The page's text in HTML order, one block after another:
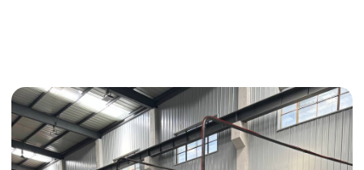
Получить консультацию